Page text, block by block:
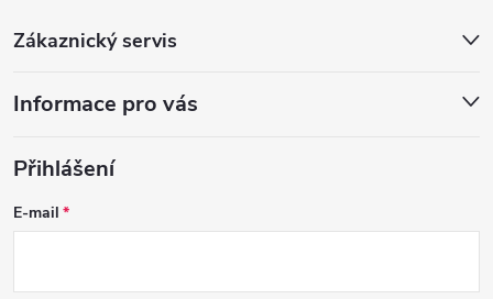
Zákaznický servis
Informace pro vás
Přihlášení
E-mail